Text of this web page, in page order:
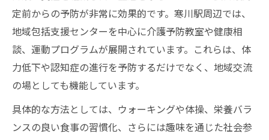
定前からの予防が非常に効果的です。寒川駅周辺では、
地域包括支援センターを中心に介護予防教室や健康相
談、運動プログラムが展開されています。これらは、体
力低下や認知症の進行を予防するだけでなく、地域交流
の場としても機能しています。
具体的な方法としては、ウォーキングや体操、栄養バラ
ンスの良い食事の習慣化、さらには趣味を通じた社会参